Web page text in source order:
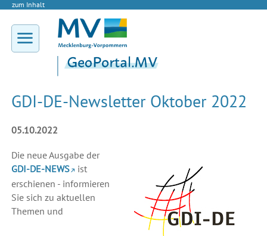
zum Inhalt
GDI-DE-Newsletter Oktober 2022
05.10.2022
Die neue Ausgabe der
GDI-DE-NEWS
ist
erschienen - informieren
Sie sich zu aktuellen
Themen und